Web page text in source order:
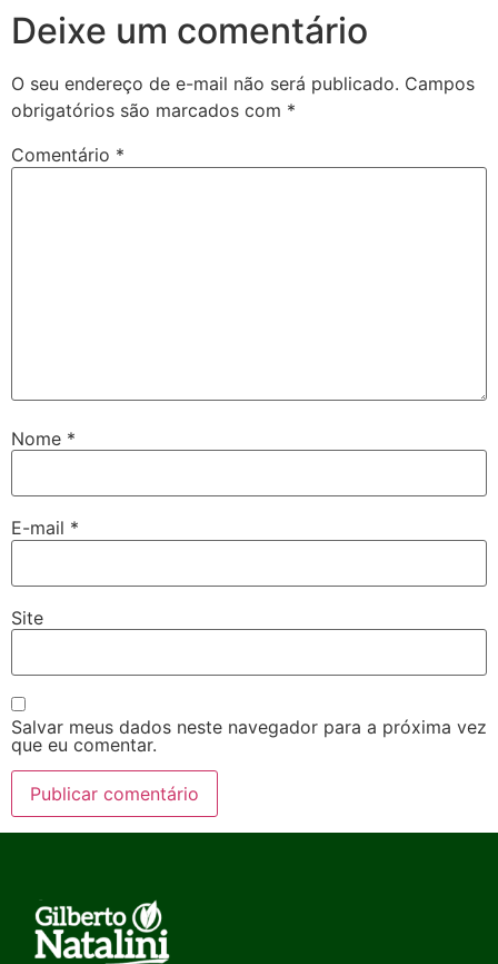
Deixe um comentário
O seu endereço de e-mail não será publicado. Campos
obrigatórios são marcados com *
Comentário *
Nome *
E-mail *
Site
Salvar meus dados neste navegador para a próxima vez
que eu comentar.